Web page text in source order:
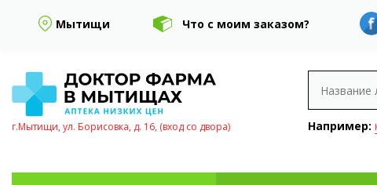
Мытищи Что с моим заказом?
г.Мытищи, ул. Борисовка, д. 16, (вход со двора) Например: